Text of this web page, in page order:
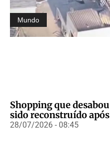
Mundo
Shopping que
sido reconstruído
28/07/2026 - 08:45